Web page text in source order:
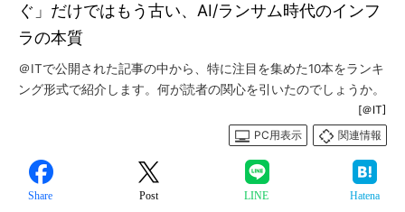
ぐ」だけではもう古い、AI/ランサム時代のインフ
ラの本質
＠ITで公開された記事の中から、特に注目を集めた10本をランキ
ング形式で紹介します。何が読者の関心を引いたのでしょうか。
[＠IT]
PC用表示
関連情報
Share Post LINE Hatena